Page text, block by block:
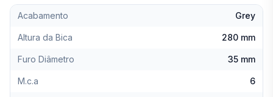
Acabamento Grey
Altura da Bica 280 mm
Furo Diâmetro 35 mm
M.c.a 6